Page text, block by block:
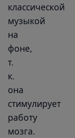
классической
музыкой
на
фоне,
т.
к.
она
стимулирует
работу
мозга.